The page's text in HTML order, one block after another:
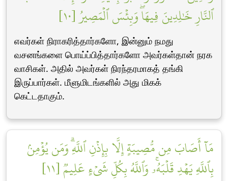
ٱلنَّارِ خَٰلِدِينَ فِيهَاۖ وَبِئۡسَ ٱلۡمَصِيرُ [١٠]
எவர்கள் நிராகரித்தார்களோ, இன்னும் நமது
வசனங்களை பொய்ப்பித்தார்களோ அவர்கள்தான் நரக
வாசிகள். அதில் அவர்கள் நிரந்தரமாகத் தங்கி
இருப்பார்கள். மீளுமிடங்களில் அது மிகக்
கெட்டதாகும்.
مَآ أَصَابَ مِن مُّصِيبَةٍ إِلَّا بِإِذۡنِ ٱللَّهِۗ وَمَن يُؤۡمِنۢ
بِٱللَّهِ يَهۡدِ قَلۡبَهُۥۚ وَٱللَّهُ بِكُلِّ شَيۡءٍ عَلِيمٞ [١١]